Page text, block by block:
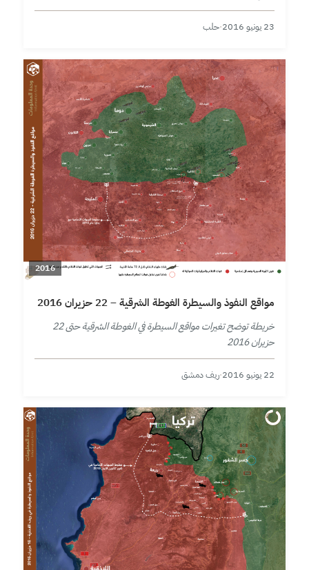
23 يونيو 2016 ·حلب
2016
مواقع النفوذ والسيطرة الغوطة الشرقية – 22 حزيران 2016
خريطة توضح تغيرات مواقع السيطرة في الغوطة الشرقية حتى 22
حزيران 2016
22 يونيو 2016 ·ريف دمشق